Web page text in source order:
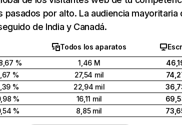
pasados por alto. La audiencia mayoritaria
de India y Canadá.
Todos los aparatos
% 1,46 M
% 27,54 mil
% 22,94 mil
% 16,11 mil
% 8,85 mil